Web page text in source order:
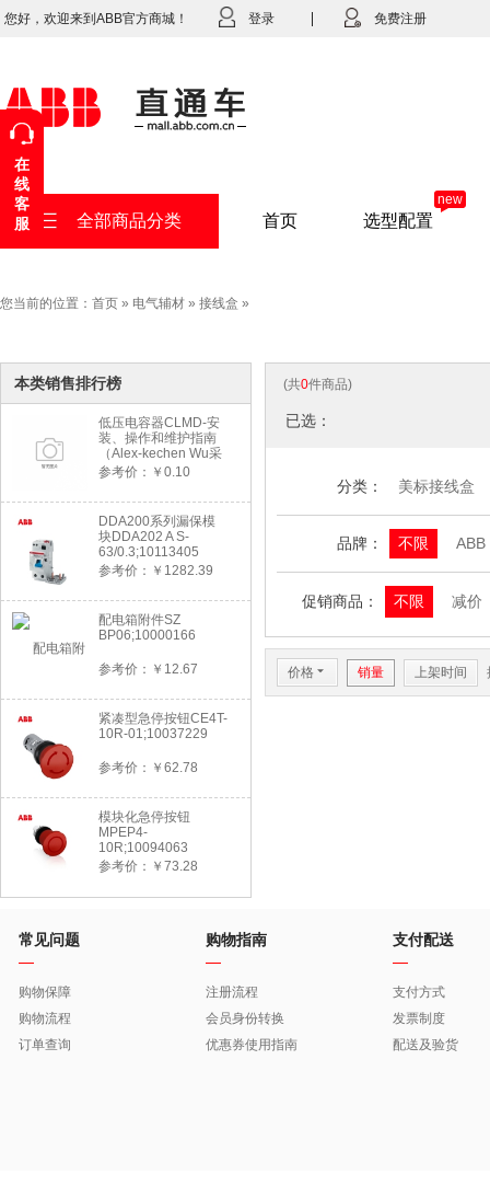
您好，欢迎来到ABB官方商城！ 登录 免费注册
全部商品分类 首页 选型配置
new
您当前的位置： 首页 » 电气辅材 » 接线盒 »
本类销售排行榜
低压电容器CLMD-安
装、操作和维护指南
（Alex-kechen Wu采
购）-2022年版
参考价：￥0.10
DDA200系列漏保模
块DDA202 A S-
63/0.3;10113405
参考价：￥1282.39
配电箱附件SZ
BP06;10000166
参考价：￥12.67
紧凑型急停按钮CE4T-
10R-01;10037229
参考价：￥62.78
模块化急停按钮
MPEP4-
10R;10094063
参考价：￥73.28
(共0件商品)
已选：
分类： 美标接线盒
品牌： 不限 ABB
促销商品： 不限 减价
价格 6 销量 上架时间
常见问题
购物保障
购物流程
订单查询
购物指南
注册流程
会员身份转换
优惠券使用指南
支付配送
支付方式
发票制度
配送及验货
在
线
客
服